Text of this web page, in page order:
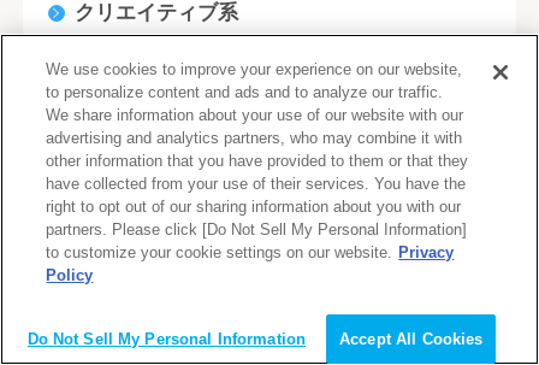
クリエイティブ系
医療・福祉系
軽作業・清掃系
商品管理・購買・仕入・物流
教育・保育・公共サービス系
ヘルスキーパー
旅行/ホテル/冠婚葬祭
その他
We use cookies to improve your experience on our website,
to personalize content and ads and to analyze our traffic.
We share information about your use of our website with our
advertising and analytics partners, who may combine it with
other information that you have provided to them or that they
have collected from your use of their services. You have the
right to opt out of our sharing information about you with our
partners. Please click [Do Not Sell My Personal Information]
to customize your cookie settings on our website. Privacy
Policy
Do Not Sell My Personal Information Accept All Cookies